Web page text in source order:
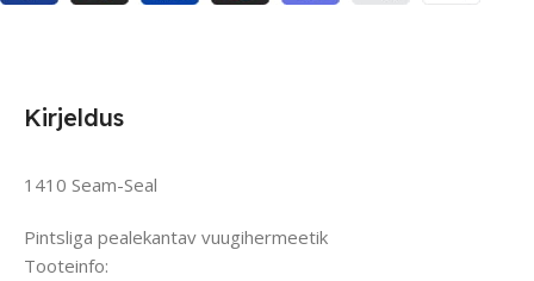
Kirjeldus
1410 Seam-Seal
Pintsliga pealekantav vuugihermeetik
Tooteinfo: